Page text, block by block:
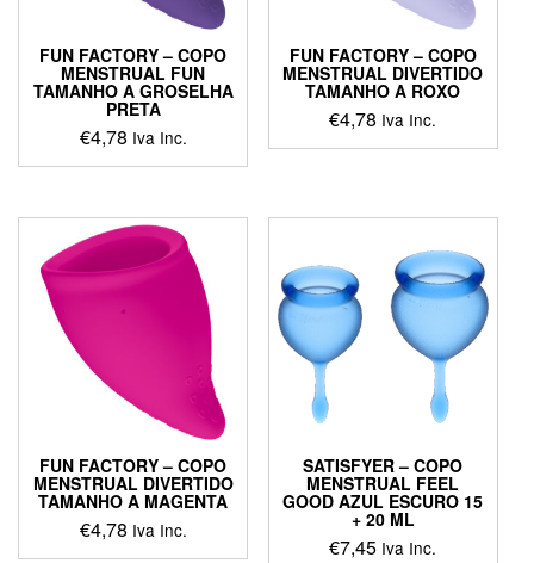
FUN FACTORY – COPO
MENSTRUAL FUN
TAMANHO A GROSELHA
PRETA
€4,78 Iva Inc.
FUN FACTORY – COPO
MENSTRUAL DIVERTIDO
TAMANHO A ROXO
€4,78 Iva Inc.
FUN FACTORY – COPO
MENSTRUAL DIVERTIDO
TAMANHO A MAGENTA
€4,78 Iva Inc.
SATISFYER – COPO
MENSTRUAL FEEL
GOOD AZUL ESCURO 15
+ 20 ML
€7,45 Iva Inc.